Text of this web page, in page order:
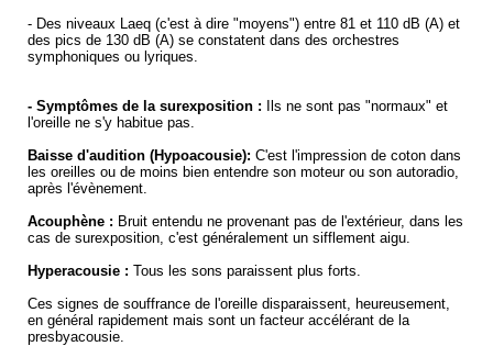
- Des niveaux Laeq (c'est à dire "moyens") entre 81 et 110 dB (A) et
des pics de 130 dB (A) se constatent dans des orchestres
symphoniques ou lyriques.
- Symptômes de la surexposition :
Ils ne sont pas "normaux" et
l'oreille ne s'y habitue pas.
Baisse d'audition (Hypoacousie): C'est l'impression de coton dans
les oreilles ou de moins bien entendre son moteur ou son autoradio,
après l'évènement.
Acouphène : Bruit entendu ne provenant pas de l'extérieur, dans les
cas de surexposition, c'est généralement un sifflement aigu.
Hyperacousie : Tous les sons paraissent plus forts.
Ces signes de souffrance de l'oreille disparaissent, heureusement,
en général rapidement mais sont un facteur accélérant de la
presbyacousie.